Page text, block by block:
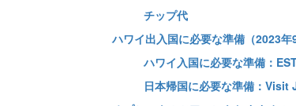
チップ代
ハワイ出入国に必要な準備（2023年
ハワイ入国に必要な準備：
日本帰国に必要な準備：Visit